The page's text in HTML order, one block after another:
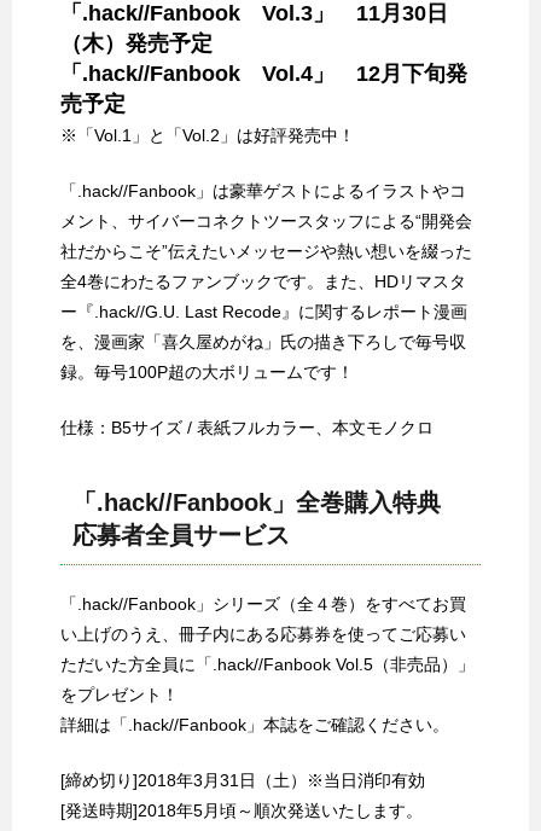
「.hack//Fanbook Vol.3」 11月30日
（木）発売予定
「.hack//Fanbook Vol.4」 12月下旬発
売予定
※「Vol.1」と「Vol.2」は好評発売中！
「.hack//Fanbook」は豪華ゲストによるイラストやコ
メント、サイバーコネクトツースタッフによる“開発会
社だからこそ”伝えたいメッセージや熱い想いを綴った
全4巻にわたるファンブックです。また、HDリマスタ
ー『.hack//G.U. Last Recode』に関するレポート漫画
を、漫画家「喜久屋めがね」氏の描き下ろしで毎号収
録。毎号100P超の大ボリュームです！
仕様：B5サイズ / 表紙フルカラー、本文モノクロ
「.hack//Fanbook」全巻購入特典
応募者全員サービス
「.hack//Fanbook」シリーズ（全４巻）をすべてお買
い上げのうえ、冊子内にある応募券を使ってご応募い
ただいた方全員に「.hack//Fanbook Vol.5（非売品）」
をプレゼント！
詳細は「.hack//Fanbook」本誌をご確認ください。
[締め切り]2018年3月31日（土）※当日消印有効
[発送時期]2018年5月頃～順次発送いたします。